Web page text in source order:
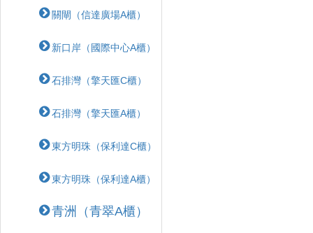
關閘（信達廣場A櫃）
新口岸（國際中心A櫃）
石排灣（擎天匯C櫃）
石排灣（擎天匯A櫃）
東方明珠（保利達C櫃）
東方明珠（保利達A櫃）
青洲（青翠A櫃）